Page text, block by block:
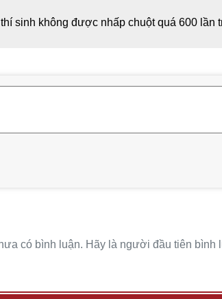
sinh không được nhấp chuột quá 600 lần
có bình luận. Hãy là người đầu tiên bình